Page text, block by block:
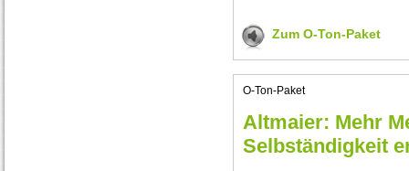
Zum O-Ton-Paket
O-Ton-Paket
Altmaier: Mehr
Selbständigkeit